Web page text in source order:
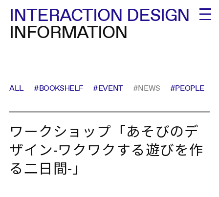
INTERACTION DESIGN
INFORMATION
ALL #BOOKSHELF #EVENT #NEWS #PEOPLE
ワークショップ「あそびのデ
ザイン-ワクワクする遊びを作
る二日間-」